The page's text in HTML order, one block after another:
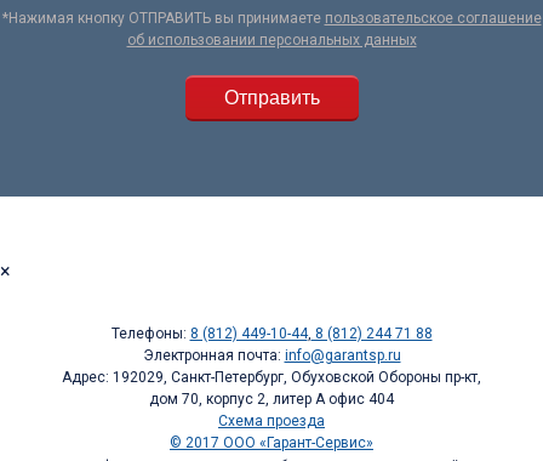
*Нажимая кнопку ОТПРАВИТЬ вы принимаете пользовательское соглашение
об использовании персональных данных
×
Телефоны: 8 (812) 449-10-44, 8 (812) 244 71 88
Электронная почта: info@garantsp.ru
Адрес: 192029, Санкт-Петербург, Обуховской Обороны пр-кт,
дом 70, корпус 2, литер А офис 404
Схема проезда
© 2017 ООО «Гарант-Сервис»